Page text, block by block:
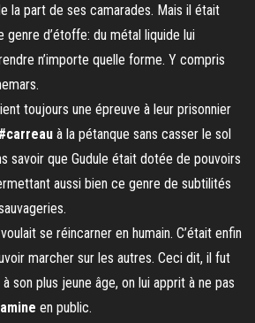
la part de ses camarades. Mais il était
genre d’étoffe: du métal liquide lui
n’importe quelle forme. Y compris
toujours une épreuve à leur prisonnier
#carreau à la pétanque sans casser le sol
savoir que Gudule était dotée de pouvoirs
aussi bien ce genre de subtilités
se réincarner en humain. C’était enfin
marcher sur les autres. Ceci dit, il fut
son plus jeune âge, on lui apprit à ne pas
en public.